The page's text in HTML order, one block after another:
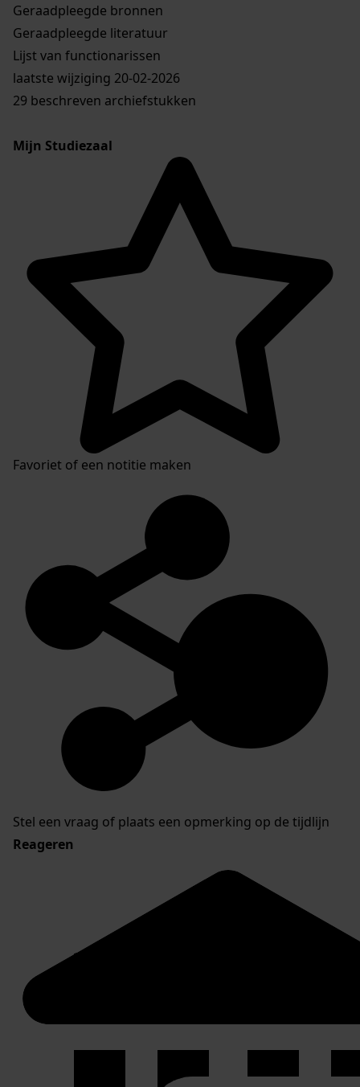
Geraadpleegde bronnen
Geraadpleegde literatuur
Lijst van functionarissen
laatste wijziging 20-02-2026
29 beschreven archiefstukken
Mijn Studiezaal
Favoriet of een notitie maken
Stel een vraag of plaats een opmerking op de tijdlijn
Reageren